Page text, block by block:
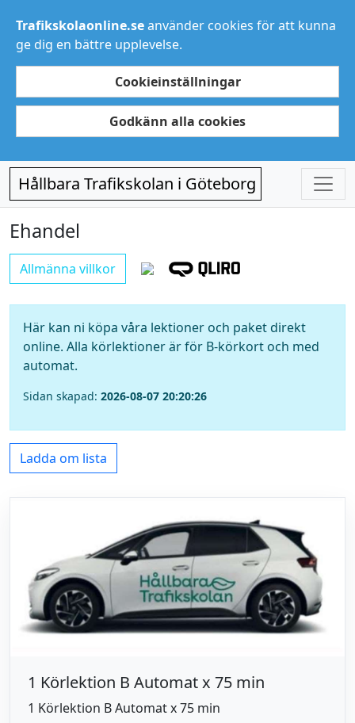
Trafikskolaonline.seanvänder cookies för att kunna
ge dig en bättre upplevelse.
Cookieinställningar
Godkänn alla cookies
Hållbara Trafikskolan i Göteborg
Ehandel
Allmänna villkor
Här kan ni köpa våra lektioner och paket direkt
online. Alla körlektioner är för B-körkort och med
automat.
Sidan skapad: 2026-08-07 20:20:26
Ladda om lista
1 Körlektion B Automat x 75 min
1 Körlektion B Automat x 75 min